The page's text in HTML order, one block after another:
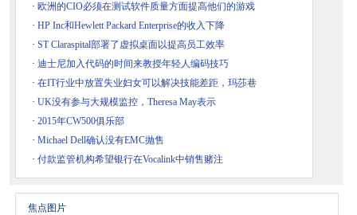
· 欧洲的CIO必须在测试软件质量方面提高他们的游戏
· HP Inc和Hewlett Packard Enterprise的收入下降
· ST Claraspital部署了虚拟桌面以提高员工效率
· 迪士尼加入代码的时间来教授年轻人编码技巧
· 在IT行业中放置失业妇女可以解决技能差距，玛莎巷
· UK没有参与大规模监控，Theresa May表示
· 2015年CW500俱乐部
· Michael Dell确认没有EMC抛售
· 付款监管机构希望银行在Vocalink中销售赌注
焦点图片